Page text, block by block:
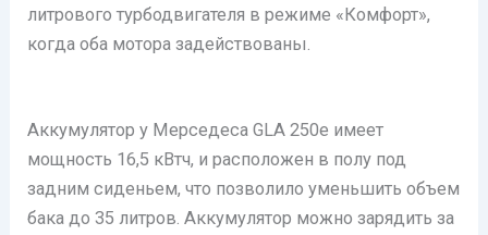
литрового турбодвигателя в режиме «Комфорт»,
когда оба мотора задействованы.
Аккумулятор у Мерседеса GLA 250e имеет
мощность 16,5 кВтч, и расположен в полу под
задним сиденьем, что позволило уменьшить объем
бака до 35 литров. Аккумулятор можно зарядить за